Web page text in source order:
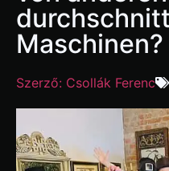
Maschinen?
Szerző: Csollák Ferenc